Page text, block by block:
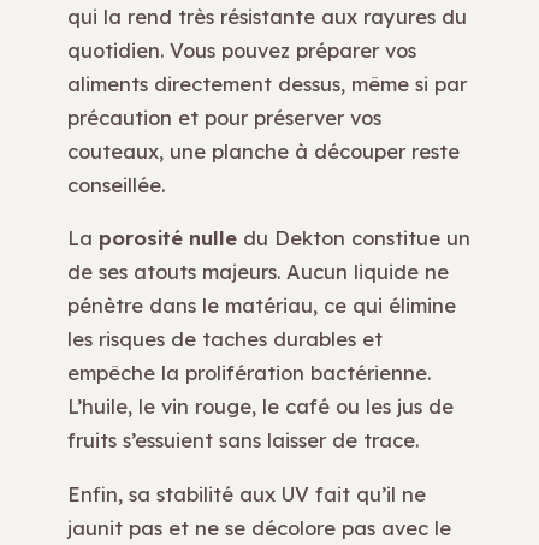
qui la rend très résistante aux rayures du
quotidien. Vous pouvez préparer vos
aliments directement dessus, même si par
précaution et pour préserver vos
couteaux, une planche à découper reste
conseillée.
La porosité nulle du Dekton constitue un
de ses atouts majeurs. Aucun liquide ne
pénètre dans le matériau, ce qui élimine
les risques de taches durables et
empêche la prolifération bactérienne.
L’huile, le vin rouge, le café ou les jus de
fruits s’essuient sans laisser de trace.
Enfin, sa stabilité aux UV fait qu’il ne
jaunit pas et ne se décolore pas avec le